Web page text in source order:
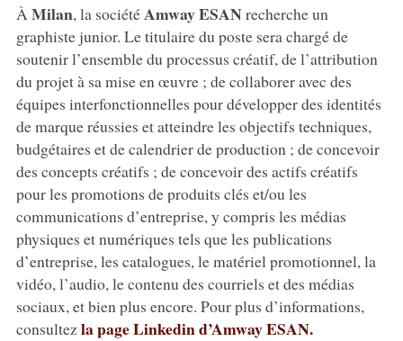
À Milan, la sociétéAmway ESANrecherche un
graphiste junior. Le titulaire du poste sera chargé de
soutenir l’ensemble du processus créatif, de l’attribution
du projet à sa mise en œuvre ; de collaborer avec des
équipes interfonctionnelles pour développer des identités
de marque réussies et atteindre les objectifs techniques,
budgétaires et de calendrier de production ; de concevoir
des concepts créatifs ; de concevoir des actifs créatifs
pour les promotions de produits clés et/ou les
communications d’entreprise, y compris les médias
physiques et numériques tels que les publications
d’entreprise, les catalogues, le matériel promotionnel, la
vidéo, l’audio, le contenu des courriels et des médias
sociaux, et bien plus encore. Pour plus d’informations,
consultezla page Linkedin d’Amway ESAN.